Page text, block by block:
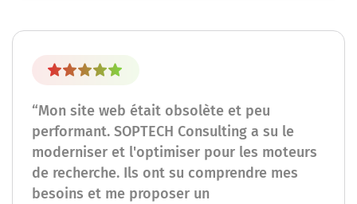
“Mon site web était obsolète et peu
performant. SOPTECH Consulting a su le
moderniser et l'optimiser pour les moteurs
de recherche. Ils ont su comprendre mes
besoins et me proposer un